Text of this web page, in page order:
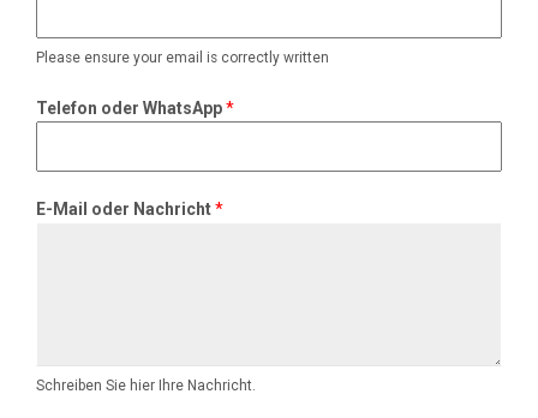
a
i
T
l
e
r
Please ensure your email is correctly written
Telefon oder WhatsApp*
E-Mail oder Nachricht*
Schreiben Sie hier Ihre Nachricht.